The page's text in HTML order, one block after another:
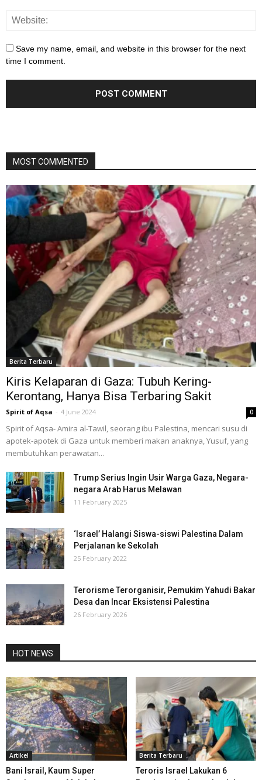
Save my name, email, and website in this browser for the next
time I comment.
MOST COMMENTED
Berita Terbaru
Kiris Kelaparan di Gaza: Tubuh Kering-
Kerontang, Hanya Bisa Terbaring Sakit
Spirit of Aqsa - 4 June 2024 0
Spirit of Aqsa- Amira al-Tawil, seorang ibu Palestina, mencari susu di
apotek-apotek di Gaza untuk memberi makan anaknya, Yusuf, yang
membutuhkan perawatan...
Trump Serius Ingin Usir Warga Gaza, Negara-
negara Arab Harus Melawan
11 February 2025
‘Israel’ Halangi Siswa-siswi Palestina Dalam
Perjalanan ke Sekolah
25 February 2022
Terorisme Terorganisir, Pemukim Yahudi Bakar
Desa dan Incar Eksistensi Palestina
26 February 2026
HOT NEWS
Artikel
Bani Israil, Kaum Super
Berita Terbaru
Teroris Israel Lakukan 6